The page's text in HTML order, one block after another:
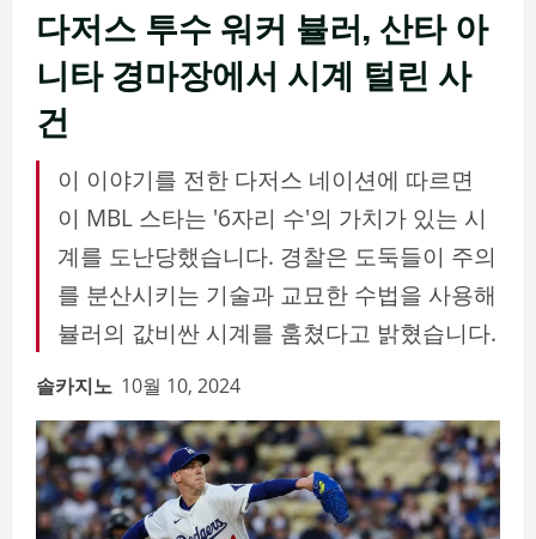
다저스 투수 워커 뷸러, 산타 아
니타 경마장에서 시계 털린 사
건
이 이야기를 전한 다저스 네이션에 따르면
이 MBL 스타는 '6자리 수'의 가치가 있는 시
계를 도난당했습니다. 경찰은 도둑들이 주의
를 분산시키는 기술과 교묘한 수법을 사용해
뷸러의 값비싼 시계를 훔쳤다고 밝혔습니다.
솔카지노 10월 10, 2024